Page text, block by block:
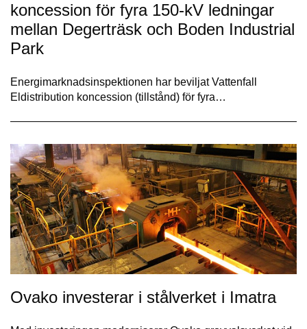
koncession för fyra 150-kV ledningar
mellan Degerträsk och Boden Industrial
Park
Energimarknadsinspektionen har beviljat Vattenfall
Eldistribution koncession (tillstånd) för fyra…
Ovako investerar i stålverket i Imatra